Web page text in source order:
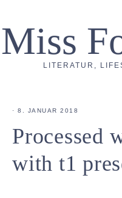
Miss
LITERATUR,
· 8. JANUAR 2018
Processed
with t1